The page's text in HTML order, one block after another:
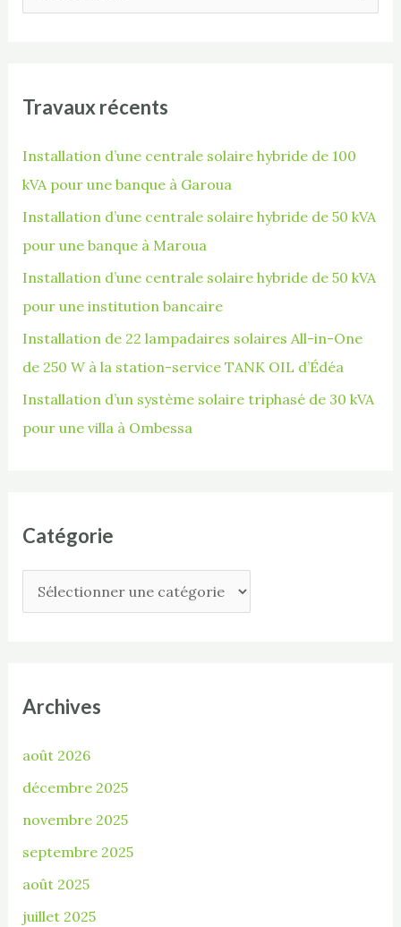
c
h
e
r
:
Travaux récents
Installation d’une centrale solaire hybride de 100
kVA pour une banque à Garoua
Installation d’une centrale solaire hybride de 50 kVA
pour une banque à Maroua
Installation d’une centrale solaire hybride de 50 kVA
pour une institution bancaire
Installation de 22 lampadaires solaires All-in-One
de 250 W à la station-service TANK OIL d’Édéa
Installation d’un système solaire triphasé de 30 kVA
pour une villa à Ombessa
Catégorie
Archives
août 2026
décembre 2025
novembre 2025
septembre 2025
août 2025
juillet 2025